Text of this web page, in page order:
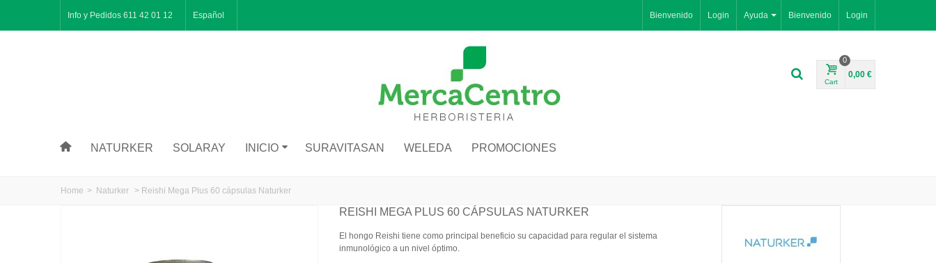
Bienvenido Login
Ayuda
Info y Pedidos 611 42 01 12 Español Bienvenido Login
Cart
0
0,00 €
NATURKER SOLARAY INICIO SURAVITASAN WELEDA PROMOCIONES
Home > Naturker > Reishi Mega Plus 60 cápsulas Naturker
REISHI MEGA PLUS 60 CÁPSULAS NATURKER
El hongo Reishi tiene como principal beneficio su capacidad para regular el sistema
inmunológico a un nivel óptimo.